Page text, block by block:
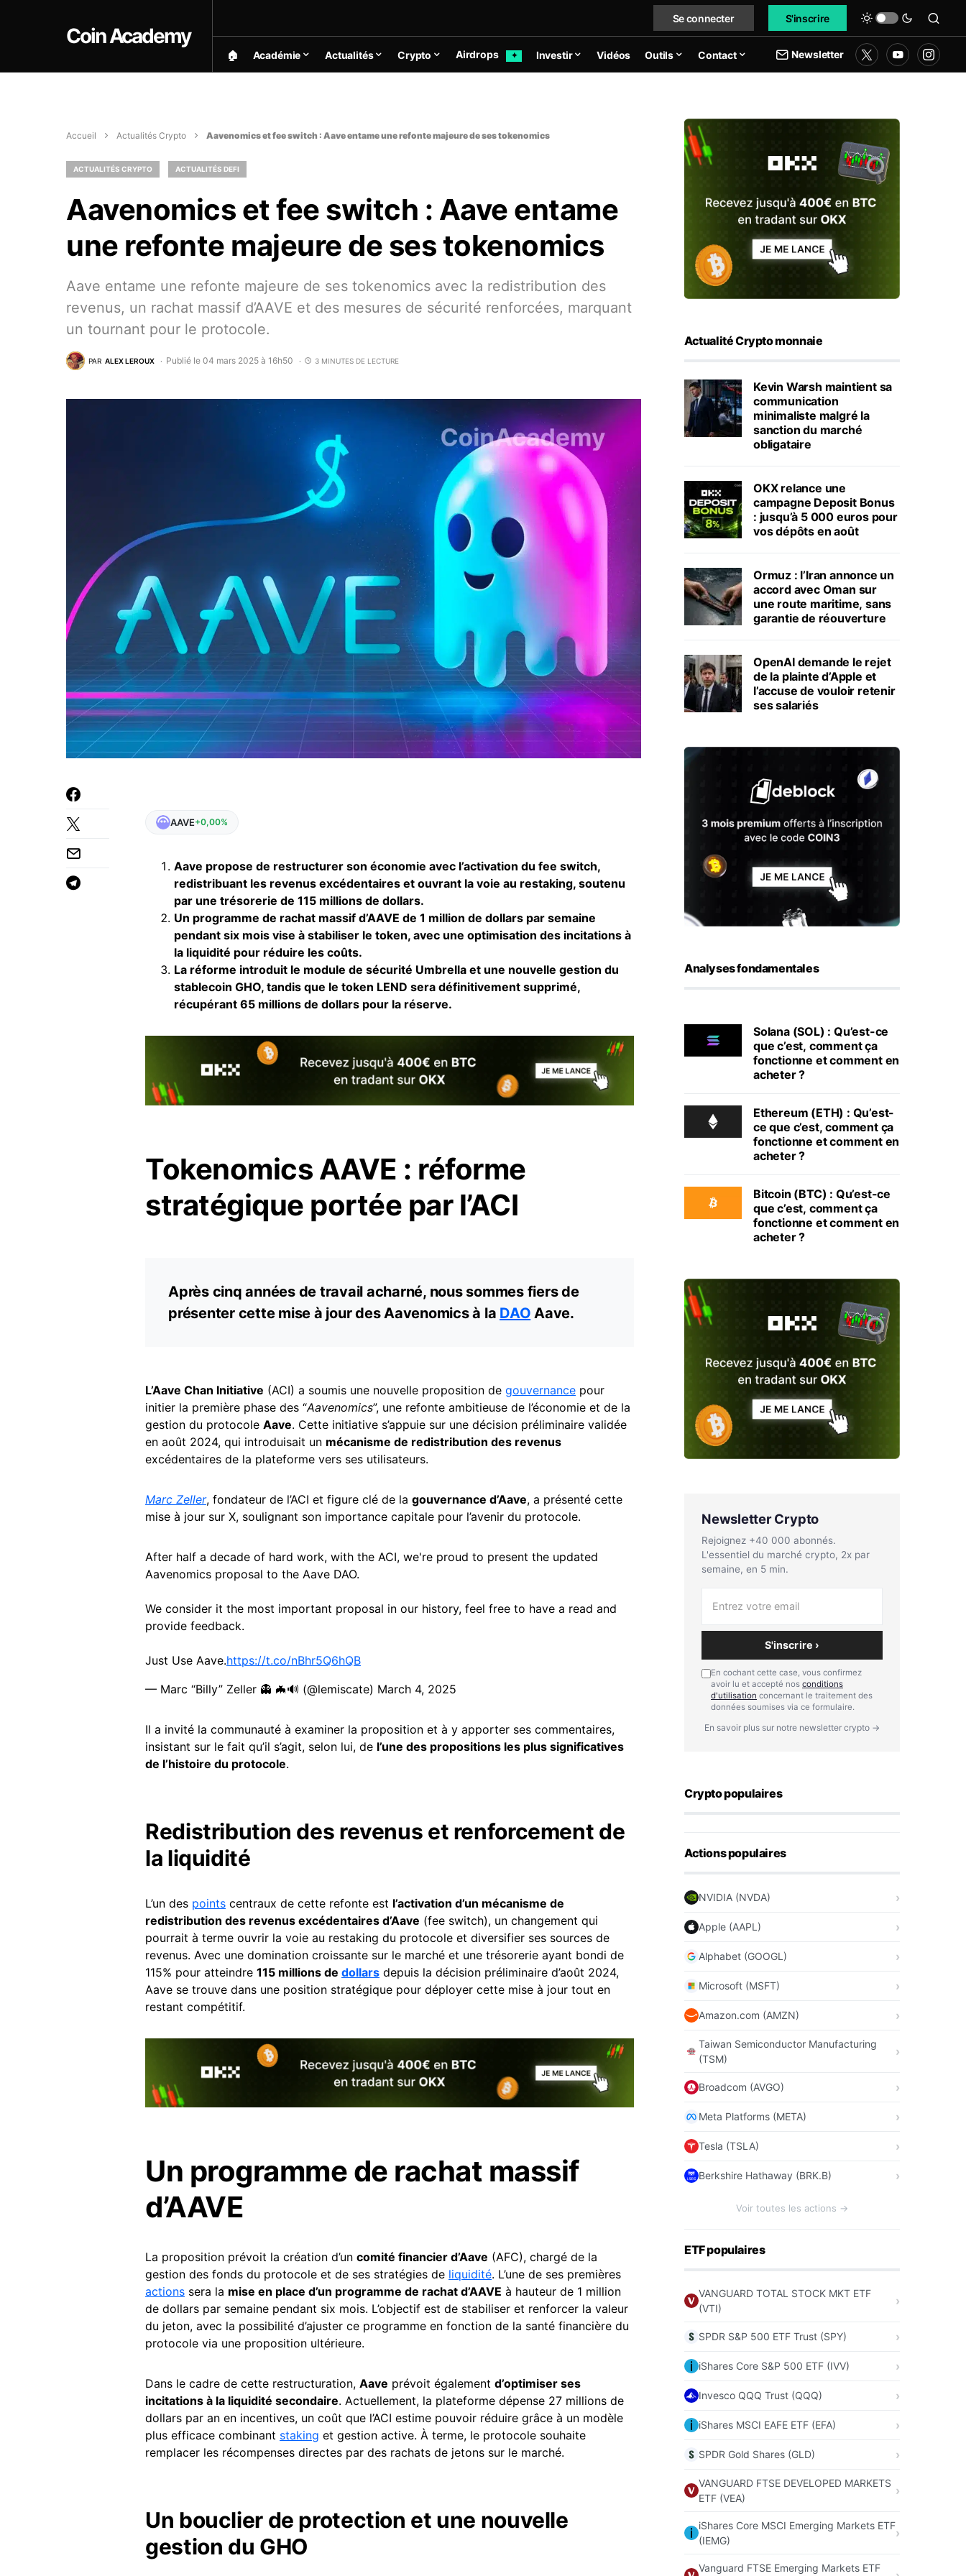
Coin Academy
Se connecter S'inscrire
🏠︎ Académie Actualités Crypto Airdrops ✦ Investir Vidéos Outils Contact Newsletter
Accueil Actualités Crypto Aavenomics et fee switch : Aave entame une refonte majeure de ses tokenomics
ACTUALITÉS CRYPTO ACTUALITÉS DEFI
Aavenomics et fee switch : Aave entame
une refonte majeure de ses tokenomics
Aave entame une refonte majeure de ses tokenomics avec la redistribution des
revenus, un rachat massif d’AAVE et des mesures de sécurité renforcées, marquant
un tournant pour le protocole.
PAR ALEX LEROUX Publié le 04 mars 2025 à 16h50 3 MINUTES DE LECTURE
AAVE+0,00%
Aave propose de restructurer son économie avec l’activation du fee switch,
redistribuant les revenus excédentaires et ouvrant la voie au restaking, soutenu
par une trésorerie de 115 millions de dollars.
Un programme de rachat massif d’AAVE de 1 million de dollars par semaine
pendant six mois vise à stabiliser le token, avec une optimisation des incitations à
la liquidité pour réduire les coûts.
La réforme introduit le module de sécurité Umbrella et une nouvelle gestion du
stablecoin GHO, tandis que le token LEND sera définitivement supprimé,
récupérant 65 millions de dollars pour la réserve.
Tokenomics AAVE : réforme
stratégique portée par l’ACI
Après cinq années de travail acharné, nous sommes fiers de
présenter cette mise à jour des Aavenomics à la DAO Aave.
L’Aave Chan Initiative (ACI) a soumis une nouvelle proposition de gouvernance pour
initier la première phase des “Aavenomics”, une refonte ambitieuse de l’économie et de la
gestion du protocole Aave. Cette initiative s’appuie sur une décision préliminaire validée
en août 2024, qui introduisait un mécanisme de redistribution des revenus
excédentaires de la plateforme vers ses utilisateurs.
Marc Zeller, fondateur de l’ACI et figure clé de la gouvernance d’Aave, a présenté cette
mise à jour sur X, soulignant son importance capitale pour l’avenir du protocole.
After half a decade of hard work, with the ACI, we're proud to present the updated
Aavenomics proposal to the Aave DAO.
We consider it the most important proposal in our history, feel free to have a read and
provide feedback.
Just Use Aave.https://t.co/nBhr5Q6hQB
— Marc “Billy” Zeller 👻 🦇🔊 (@lemiscate) March 4, 2025
Il a invité la communauté à examiner la proposition et à y apporter ses commentaires,
insistant sur le fait qu’il s’agit, selon lui, de l’une des propositions les plus significatives
de l’histoire du protocole.
Redistribution des revenus et renforcement de
la liquidité
L’un des points centraux de cette refonte est l’activation d’un mécanisme de
redistribution des revenus excédentaires d’Aave (fee switch), un changement qui
pourrait à terme ouvrir la voie au restaking du protocole et diversifier ses sources de
revenus. Avec une domination croissante sur le marché et une trésorerie ayant bondi de
115% pour atteindre 115 millions de dollars depuis la décision préliminaire d’août 2024,
Aave se trouve dans une position stratégique pour déployer cette mise à jour tout en
restant compétitif.
Un programme de rachat massif
d’AAVE
La proposition prévoit la création d’un comité financier d’Aave (AFC), chargé de la
gestion des fonds du protocole et de ses stratégies de liquidité. L’une de ses premières
actions sera la mise en place d’un programme de rachat d’AAVE à hauteur de 1 million
de dollars par semaine pendant six mois. L’objectif est de stabiliser et renforcer la valeur
du jeton, avec la possibilité d’ajuster ce programme en fonction de la santé financière du
protocole via une proposition ultérieure.
Dans le cadre de cette restructuration, Aave prévoit également d’optimiser ses
incitations à la liquidité secondaire. Actuellement, la plateforme dépense 27 millions de
dollars par an en incentives, un coût que l’ACI estime pouvoir réduire grâce à un modèle
plus efficace combinant staking et gestion active. À terme, le protocole souhaite
remplacer les récompenses directes par des rachats de jetons sur le marché.
Un bouclier de protection et une nouvelle
gestion du GHO
Actualité Crypto monnaie
Kevin Warsh maintient sa
communication
minimaliste malgré la
sanction du marché
obligataire
OKX relance une
campagne Deposit Bonus
: jusqu’à 5 000 euros pour
vos dépôts en août
Ormuz : l’Iran annonce un
accord avec Oman sur
une route maritime, sans
garantie de réouverture
OpenAI demande le rejet
de la plainte d’Apple et
l’accuse de vouloir retenir
ses salariés
Analyses fondamentales
Solana (SOL) : Qu’est-ce
que c’est, comment ça
fonctionne et comment en
acheter ?
Ethereum (ETH) : Qu’est-
ce que c’est, comment ça
fonctionne et comment en
acheter ?
Bitcoin (BTC) : Qu’est-ce
que c’est, comment ça
fonctionne et comment en
acheter ?
Newsletter Crypto
Rejoignez +40 000 abonnés.
L'essentiel du marché crypto, 2x par
semaine, en 5 min.
S'inscrire ›
En cochant cette case, vous confirmez
avoir lu et accepté nos conditions
d'utilisation concernant le traitement des
données soumises via ce formulaire.
En savoir plus sur notre newsletter crypto →
Crypto populaires
Actions populaires
NVIDIA (NVDA)
Apple (AAPL)
Alphabet (GOOGL)
Microsoft (MSFT)
Amazon.com (AMZN)
Taiwan Semiconductor Manufacturing
(TSM)
Broadcom (AVGO)
Meta Platforms (META)
Tesla (TSLA)
Berkshire Hathaway (BRK.B)
Voir toutes les actions →
ETF populaires
VANGUARD TOTAL STOCK MKT ETF
(VTI)
SPDR S&P 500 ETF Trust (SPY)
iShares Core S&P 500 ETF (IVV)
Invesco QQQ Trust (QQQ)
iShares MSCI EAFE ETF (EFA)
SPDR Gold Shares (GLD)
VANGUARD FTSE DEVELOPED MARKETS
ETF (VEA)
iShares Core MSCI Emerging Markets ETF
(IEMG)
Vanguard FTSE Emerging Markets ETF